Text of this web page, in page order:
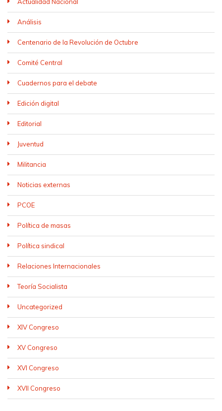
Actualidad Nacional
Análisis
Centenario de la Revolución de Octubre
Comité Central
Cuadernos para el debate
Edición digital
Editorial
Juventud
Militancia
Noticias externas
PCOE
Política de masas
Política sindical
Relaciones Internacionales
Teoría Socialista
Uncategorized
XIV Congreso
XV Congreso
XVI Congreso
XVII Congreso